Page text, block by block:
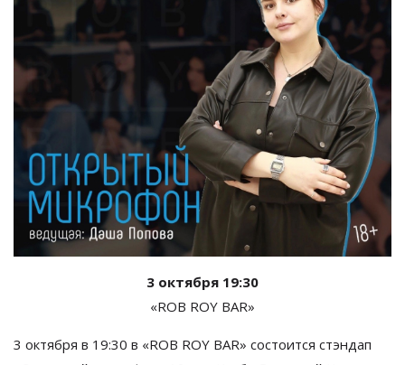
3 октября 19:30
«ROB ROY BAR»
3 октября в 19:30 в «ROB ROY BAR» состоится стэндап